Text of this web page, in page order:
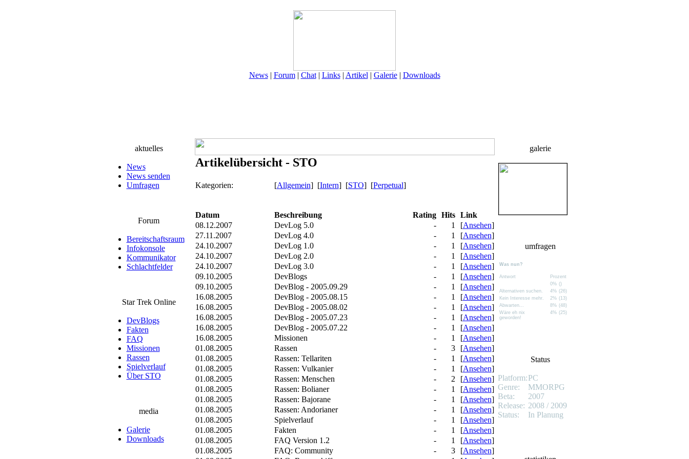
News| Forum| Chat| Links| Artikel | Galerie| Downloads
aktuelles
News
News senden
Umfragen
Forum
Bereitschaftsraum
Infokonsole
Kommunikator
Schlachtfelder
Star Trek Online
DevBlogs
Fakten
FAQ
Missionen
Rassen
Spielverlauf
Über STO
media
Galerie
Downloads
Artikelübersicht - STO
Kategorien: [Allgemein] [Intern] [STO] [Perpetual]
Datum Beschreibung Rating Hits
Link
08.12.2007
DevLog 5.0 - 1 [Ansehen]
27.11.2007
DevLog 4.0 - 1 [Ansehen]
24.10.2007
DevLog 1.0 - 1 [Ansehen]
24.10.2007
DevLog 2.0 - 1 [Ansehen]
24.10.2007
DevLog 3.0 - 1 [Ansehen]
09.10.2005
DevBlogs - 1 [Ansehen]
09.10.2005
DevBlog - 2005.09.29 - 1 [Ansehen]
16.08.2005
DevBlog - 2005.08.15 - 1 [Ansehen]
16.08.2005
DevBlog - 2005.08.02 - 1 [Ansehen]
16.08.2005
DevBlog - 2005.07.23 - 1 [Ansehen]
16.08.2005
DevBlog - 2005.07.22 - 1 [Ansehen]
16.08.2005
Missionen - 1 [Ansehen]
01.08.2005
Rassen - 3 [Ansehen]
01.08.2005
Rassen: Tellariten - 1 [Ansehen]
01.08.2005
Rassen: Vulkanier - 1 [Ansehen]
01.08.2005
Rassen: Menschen - 2 [Ansehen]
01.08.2005
Rassen: Bolianer - 1 [Ansehen]
01.08.2005
Rassen: Bajorane - 1 [Ansehen]
01.08.2005
Rassen: Andorianer - 1 [Ansehen]
01.08.2005
Spielverlauf - 1 [Ansehen]
01.08.2005
Fakten - 1 [Ansehen]
01.08.2005
FAQ Version 1.2 - 1 [Ansehen]
01.08.2005
FAQ: Community - 3 [Ansehen]
galerie
umfragen
Was nun?
Antwort
Prozent
0% ()
Alternativen suchen.
4% (26)
Kein Interesse mehr.
2% (13)
Abwarten...
8% (48)
Wäre eh nix
geworden!
4% (25)
Status
Platform:PC
Genre:
MMORPG
Beta:
2007
Release: 2008 / 2009
Status:
In Planung